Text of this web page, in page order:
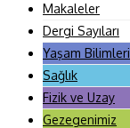
Makaleler
Dergi Sayıları
Yaşam Bilimleri
Sağlık
Fizik ve Uzay
Gezegenimiz